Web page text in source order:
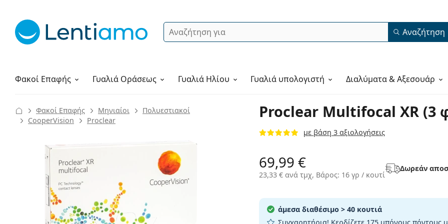
Αναζήτηση Αναζήτηση
Φακοί Επαφής
Υγρά φακών ΓυαλιάΟράσεως Γυαλιά Ηλίου Γυαλιά υπολογιστή Διαλύματα & Αξεσουάρ
Πώς να παραγγείλετε
Proclear Multifocal XR (3
με βάση 3 αξιολογήσεις
Φακοί Επαφής Μηνιαίοι
Πολυεστιακοί
CooperVision
Proclear
69,99 €
23,33 €ανά τμχ, Βάρος: 16 γρ / κουτί
Δωρεάν
άμεσα διαθέσιμο > 40 κουτιά